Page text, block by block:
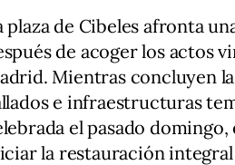
plaza de Cibeles afronta
de acoger los actos
Mientras concluyen
e infraestructuras
el pasado
la restauración